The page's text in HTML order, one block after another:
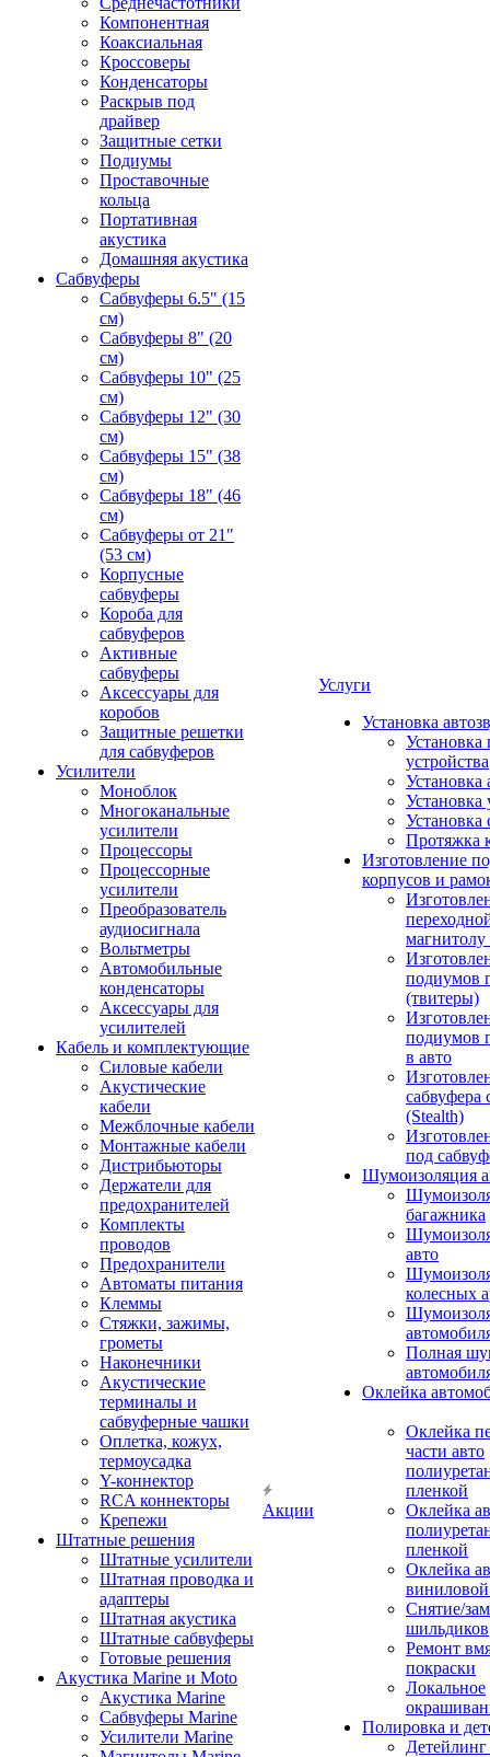
Компонентная
Коаксиальная
Кроссоверы
Конденсаторы
Раскрыв под
драйвер
Защитные сетки
Подиумы
Проставочные
кольца
Портативная
акустика
Домашняя акустика
Сабвуферы
Сабвуферы 6.5" (15
см)
Сабвуферы 8" (20
см)
Сабвуферы 10" (25
см)
Сабвуферы 12" (30
см)
Сабвуферы 15" (38
см)
Сабвуферы 18" (46
см)
Сабвуферы от 21"
(53 см)
Корпусные
сабвуферы
Короба для
сабвуферов
Активные
сабвуферы
Аксессуары для
коробов
Защитные решетки
для сабвуферов
Усилители
Моноблок
Многоканальные
усилители
Процессоры
Процессорные
усилители
Преобразователь
аудиосигнала
Вольтметры
Автомобильные
конденсаторы
Аксессуары для
усилителей
Кабель и комплектующие
Силовые кабели
Акустические
кабели
Межблочные кабели
Монтажные кабели
Дистрибьюторы
Держатели для
предохранителей
Комплекты
проводов
Предохранители
Автоматы питания
Клеммы
Стяжки, зажимы,
грометы
Наконечники
Акустические
терминалы и
сабвуферные чашки
Оплетка, кожух,
термоусадка
Y-коннектор
RCA коннекторы
Крепежи
Штатные решения
Штатные усилители
Штатная проводка и
адаптеры
Штатная акустика
Штатные сабвуферы
Готовые решения
Акустика Marine и Moto
Акустика Marine
Сабвуферы Marine
Усилители Marine
Акции
Услуги
Установка
Установка
устройства
Установка
Установка
Установка
Протяжка
Изготовление
корпусов и
подиумов
(твитеры)
подиумов
в авто
сабвуфера
(Stealth)
под
Шумоизоляция
багажника
авто
колесных
Полная
Оклейка
Оклейка
части авто
пленкой
Оклейка
пленкой
Оклейка
Снятие/
шильдиков
Ремонт
покраски
Локальное
Полировка и